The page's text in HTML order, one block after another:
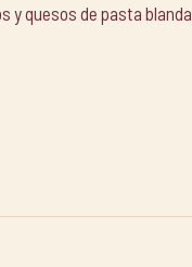
y quesos de pasta blanda.